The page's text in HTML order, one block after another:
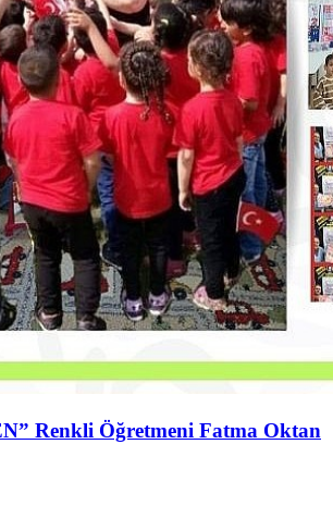
Renkli Öğretmeni Fatma Oktan